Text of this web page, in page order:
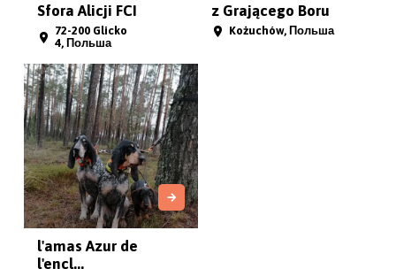
Sfora Alicji FCI
72-200 Glicko
4, Польша
z Grającego Boru
Kożuchów, Польша
l'amas Azur de
l'encl...